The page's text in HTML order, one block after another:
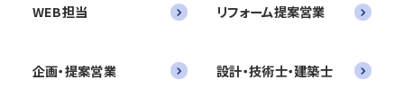
WEB担当 リフォーム提案営業
企画・提案営業 設計・技術士・建築士